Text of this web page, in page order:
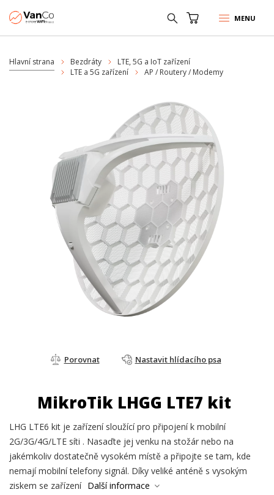
MENU
Hlavní strana Bezdráty
LTE, 5G a IoT zařízení
LTE a 5G zařízení
AP / Routery / Modemy
Porovnat Nastavit hlídacího psa
MikroTik LHGG LTE7 kit
LHG LTE6 kit je zařízení sloužící pro připojení k mobilní
2G/3G/4G/LTE síti . Nasaďte jej venku na stožár nebo na
jakémkoliv dostatečně vysokém místě a připojte se tam, kde
nemají mobilní telefony signál. Díky veliké anténě s vysokým
ziskem se zařízení Další informace